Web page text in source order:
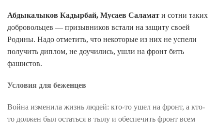
Абдыкалыков Кадырбай, Мусаев Саламат и сотни таких
добровольцев — призывников встали на защиту своей
Родины. Надо отметить, что некоторые из них не успели
получить диплом, не доучились, ушли на фронт бить
фашистов.
Условия для беженцев
Война изменила жизнь людей: кто-то ушел на фронт, а кто-
то должен был остаться в тылу и обеспечить фронт всем